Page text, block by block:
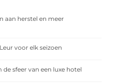
aan herstel en meer
voor elk seizoen
sfeer van een luxe hotel